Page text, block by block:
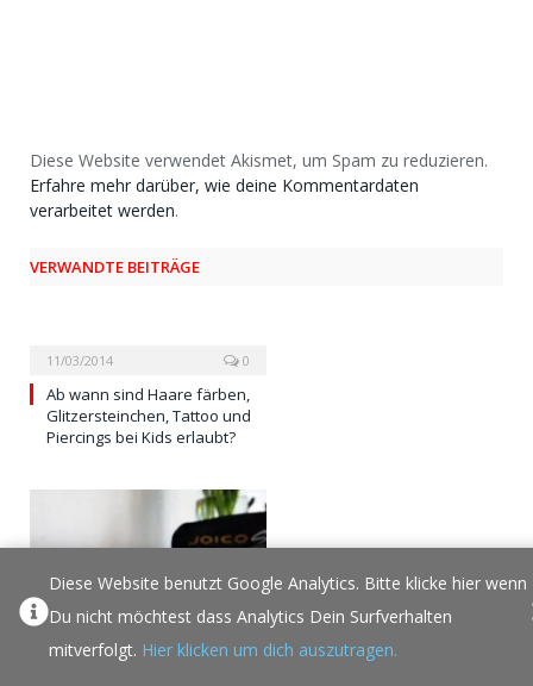
Diese Website verwendet Akismet, um Spam zu reduzieren.
Erfahre mehr darüber, wie deine Kommentardaten
verarbeitet werden.
VERWANDTE BEITRÄGE
11/03/2014 0
Ab wann sind Haare färben,
Glitzersteinchen, Tattoo und
Piercings bei Kids erlaubt?
Diese Website benutzt Google Analytics. Bitte klicke hier wenn
Du nicht möchtest dass Analytics Dein Surfverhalten
mitverfolgt. Hier klicken um dich auszutragen.